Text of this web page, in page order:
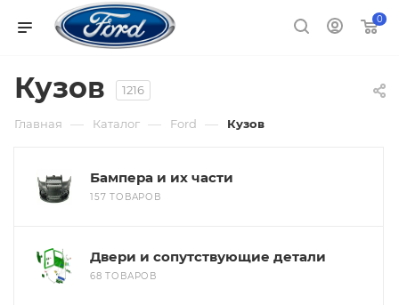
0
Кузов 1216
Главная — Каталог — Ford — Кузов
Бампера и их части
157 ТОВАРОВ
Двери и сопутствующие детали
68 ТОВАРОВ